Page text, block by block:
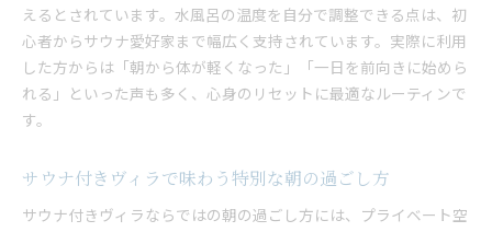
えるとされています。水風呂の温度を自分で調整できる点は、初
心者からサウナ愛好家まで幅広く支持されています。実際に利用
した方からは「朝から体が軽くなった」「一日を前向きに始めら
れる」といった声も多く、心身のリセットに最適なルーティンで
す。
サウナ付きヴィラで味わう特別な朝の過ごし方
サウナ付きヴィラならではの朝の過ごし方には、プライベート空